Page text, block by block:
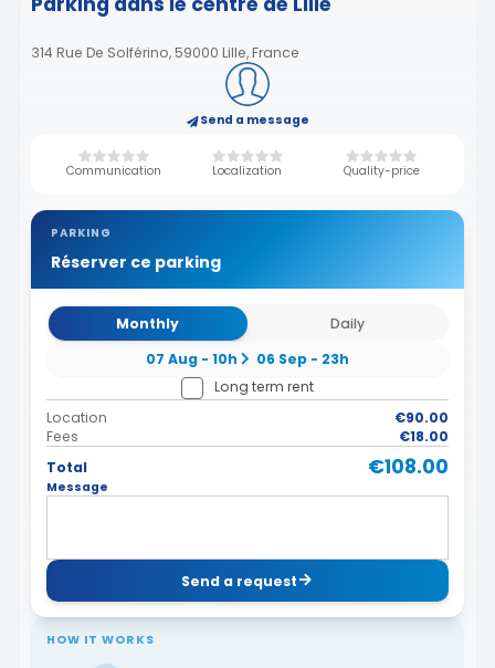
314 Rue De Solférino, 59000 Lille, France
Send a message
Communication Localization Quality-price
PARKING
Réserver ce parking
Monthly
Daily
07 Aug - 10h
06 Sep - 23h
Long term rent
Location
€90.00
Fees
€18.00
Total
€108.00
Message
Send a request
HOW IT WORKS